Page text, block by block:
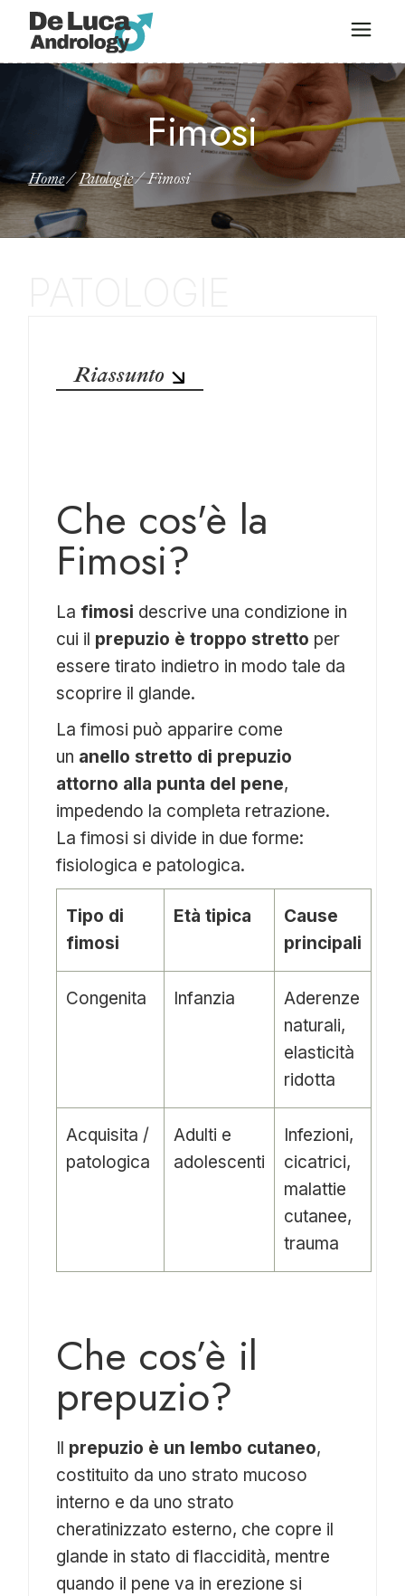
Fimosi
Home Patologie Fimosi
Riassunto
Che cos'è la
Fimosi?
La fimosi descrive una condizione in
cui il prepuzio è troppo stretto per
essere tirato indietro in modo tale da
scoprire il glande.
La fimosi può apparire come
un anello stretto di prepuzio
attorno alla punta del pene,
impedendo la completa retrazione.
La fimosi si divide in due forme:
fisiologica e patologica.
Tipo di
fimosi
Età tipica
Cause
principali
Congenita Infanzia
Aderenze
naturali,
elasticità
ridotta
Acquisita /
patologica
Adulti e
adolescenti
Infezioni,
cicatrici,
malattie
cutanee,
trauma
Che cos’è il
prepuzio?
Il prepuzio è un lembo cutaneo,
costituito da uno strato mucoso
interno e da uno strato
cheratinizzato esterno, che copre il
glande in stato di flaccidità, mentre
quando il pene va in erezione si